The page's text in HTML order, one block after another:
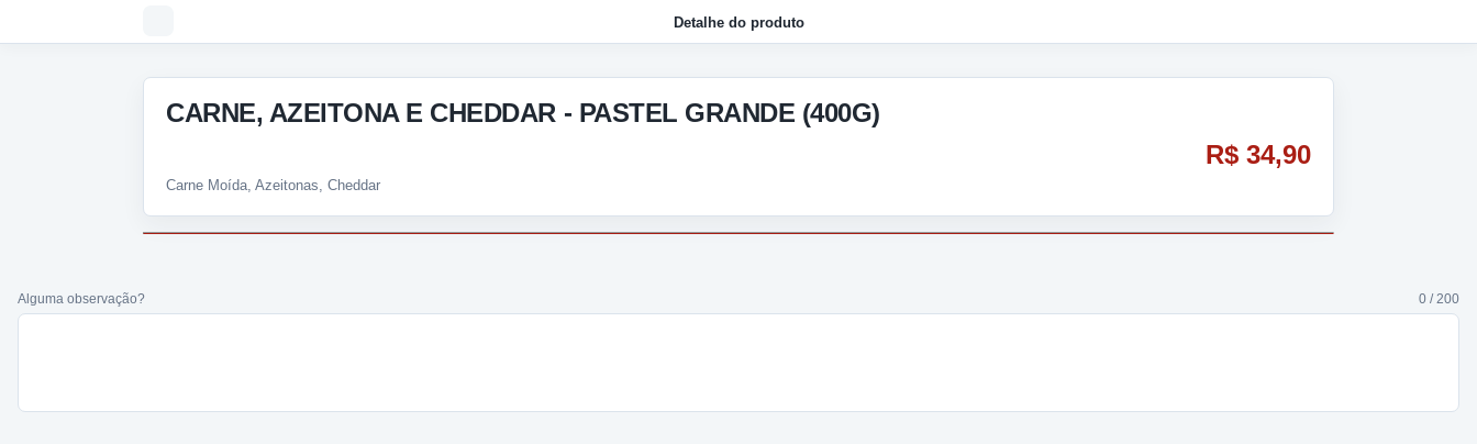
Detalhe do produto
CARNE, AZEITONA E CHEDDAR - PASTEL GRANDE (400G)
Carne Moída, Azeitonas, Cheddar
R$ 34,90
Alguma observação? 0 / 200